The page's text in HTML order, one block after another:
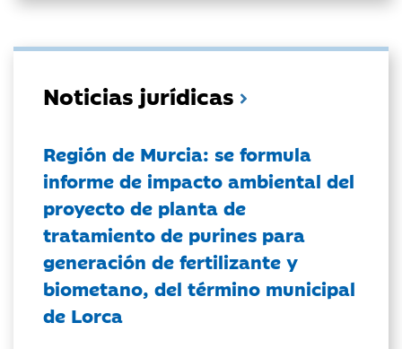
Noticias jurídicas
Región de Murcia: se formula
informe de impacto ambiental del
proyecto de planta de
tratamiento de purines para
generación de fertilizante y
biometano, del término municipal
de Lorca